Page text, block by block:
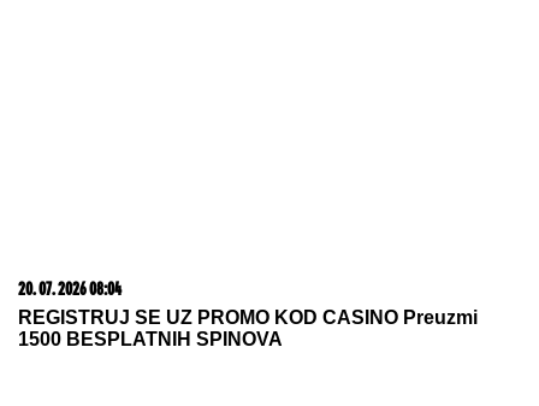
20. 07. 2026 08:04
REGISTRUJ SE UZ PROMO KOD CASINO Preuzmi
1500 BESPLATNIH SPINOVA